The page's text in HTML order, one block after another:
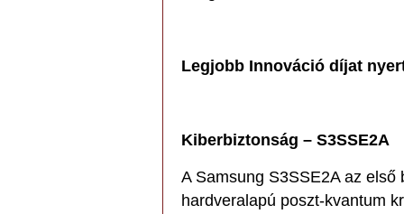
Legjobb Innováció díjat
Kiberbiztonság – S3SSE2A
A Samsung S3SSE2A az
hardveralapú poszt-kvantum